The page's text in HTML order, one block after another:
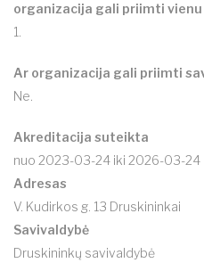
organizacija gali priimti
1.
Ar organizacija gali priimti
Ne.
Akreditacija suteikta
nuo 2023-03-24 iki 2026-03-24
Adresas
V. Kudirkos g. 13 Druskininkai
Savivaldybė
Druskininkų savivaldybė